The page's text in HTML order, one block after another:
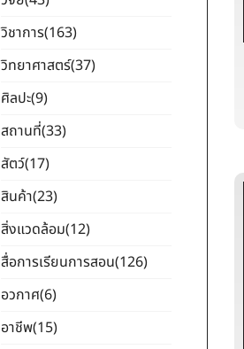
วิชาการ(163)
วิทยาศาสตร์(37)
ศิลปะ(9)
สถานที่(33)
สัตว์(17)
สินค้า(23)
สิ่งแวดล้อม(12)
สื่อการเรียนการสอน(126)
อวกาศ(6)
อาชีพ(15)